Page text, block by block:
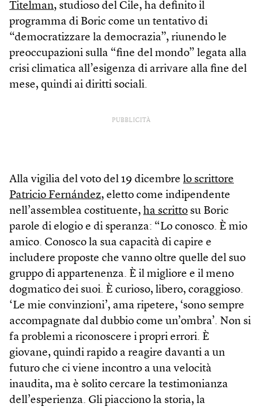
Titelman, studioso del Cile, ha definito il
programma di Boric come un tentativo di
“democratizzare la democrazia”, riunendo le
preoccupazioni sulla “fine del mondo” legata alla
crisi climatica all’esigenza di arrivare alla fine del
mese, quindi ai diritti sociali.
PUBBLICITÀ
Alla vigilia del voto del 19 dicembre lo scrittore
Patricio Fernández, eletto come indipendente
nell’assemblea costituente, ha scritto su Boric
parole di elogio e di speranza: “Lo conosco. È mio
amico. Conosco la sua capacità di capire e
includere proposte che vanno oltre quelle del suo
gruppo di appartenenza. È il migliore e il meno
dogmatico dei suoi. È curioso, libero, coraggioso.
‘Le mie convinzioni’, ama ripetere, ‘sono sempre
accompagnate dal dubbio come un’ombra’. Non si
fa problemi a riconoscere i propri errori. È
giovane, quindi rapido a reagire davanti a un
futuro che ci viene incontro a una velocità
inaudita, ma è solito cercare la testimonianza
dell’esperienza. Gli piacciono la storia, la